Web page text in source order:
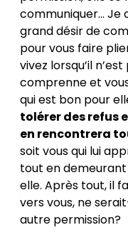
communiquer… Je
grand désir de
pour vous faire
vivez lorsqu’il
comprenne et
qui est bon pour
tolérer des refus
en rencontrera
soit vous qui lui
tout en
elle. Après tout, il
vers vous, ne
autre permission?